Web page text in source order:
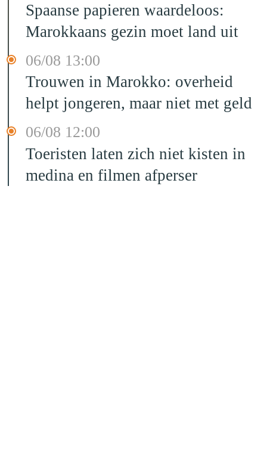
Spaanse papieren waardeloos:
Marokkaans gezin moet land uit
06/08 13:00
Trouwen in Marokko: overheid
helpt jongeren, maar niet met geld
06/08 12:00
Toeristen laten zich niet kisten in
medina en filmen afperser